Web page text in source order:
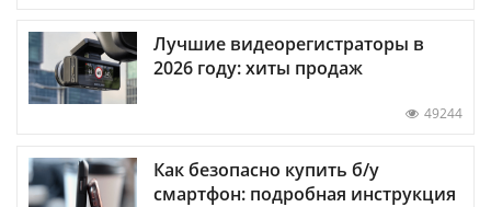
Лучшие видеорегистраторы в
2026 году: хиты продаж
49244
Как безопасно купить б/у
смартфон: подробная инструкция